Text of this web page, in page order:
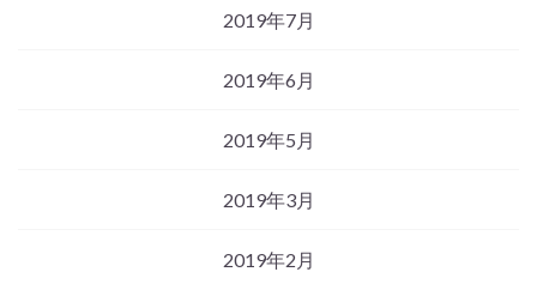
2019年7月
2019年6月
2019年5月
2019年3月
2019年2月